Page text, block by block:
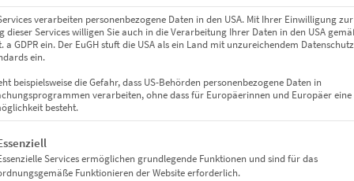
verarbeiten personenbezogene Daten in den USA. Mit Ihrer Einwilligung zur
dieser Services willigen Sie auch in die Verarbeitung Ihrer Daten in den USA
a GDPR ein. Der EuGH stuft die USA als ein Land mit unzureichendem
ein.
beispielsweise die Gefahr, dass US-Behörden personenbezogene Daten in
verarbeiten, ohne dass für Europäerinnen und Europäer eine
besteht.
eine Liste der Service-Gruppen, für die eine Einwilligung
Services ermöglichen grundlegende Funktionen und sind für das
Funktionieren der Website erforderlich.